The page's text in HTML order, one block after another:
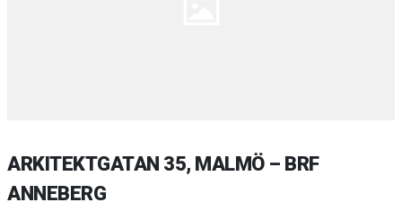
ARKITEKTGATAN 35, MALMÖ – BRF
ANNEBERG